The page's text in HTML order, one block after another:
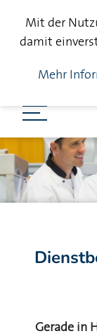
Gerade in
Mit der
damit
Mehr